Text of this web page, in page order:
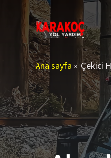
Ana sayfa Çekici